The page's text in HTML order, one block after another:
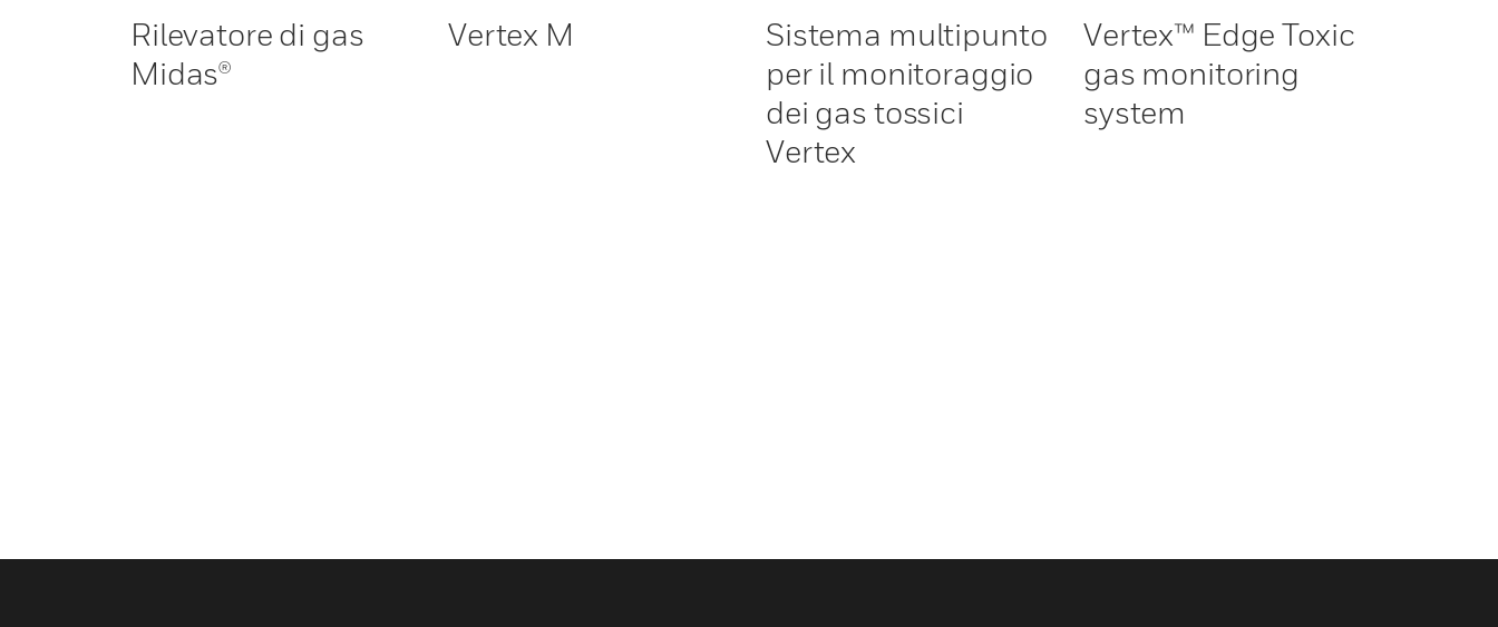
Rilevatore di gas
Midas®
Vertex M
Sistema multipunto
per il monitoraggio
dei gas tossici
Vertex
Vertex™ Edge Toxic
gas monitoring
system